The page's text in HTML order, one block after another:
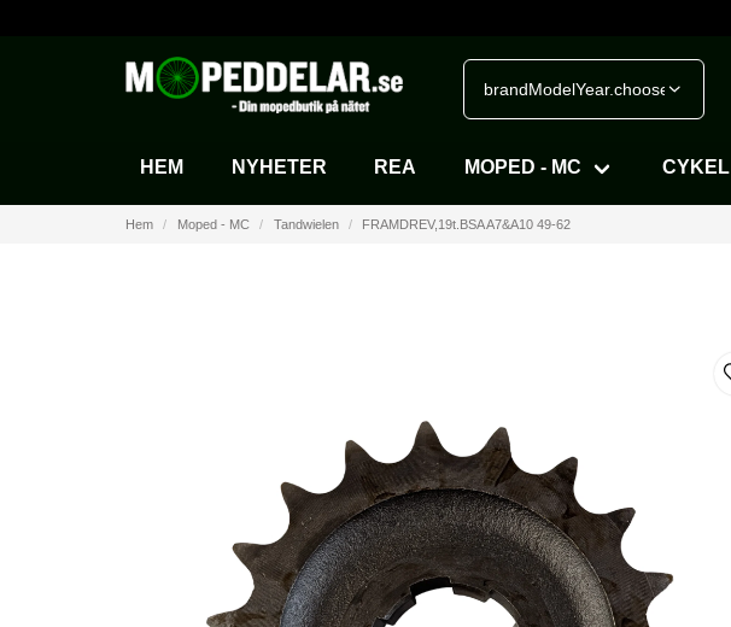
brandModelYear.chooseVehicle
HEM NYHETER REA MOPED - MC CYKEL
Hem Moped - MC Tandwielen FRAMDREV,19t.BSA A7&A10 49-62